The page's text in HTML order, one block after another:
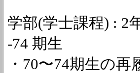
学部(学士課程) : 2
-74 期生
・70〜74期生の再